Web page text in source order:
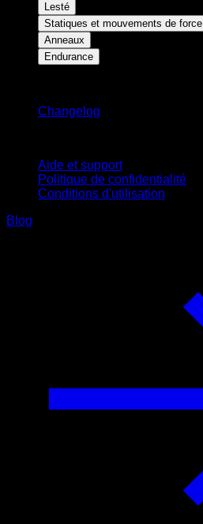
Lesté
Statiques et mouvements de force
Anneaux
Endurance
Changelog
Aide et support
Politique de confidentialité
Conditions d'utilisation
Blog